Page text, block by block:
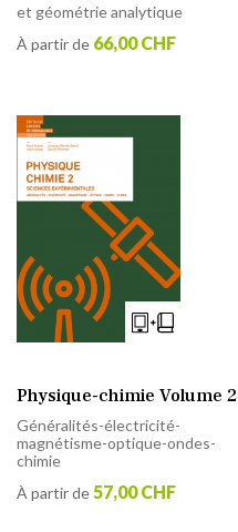
et géométrie analytique
À partir de 66,00 CHF
Physique-chimie Volume 2
Généralités-électricité-
magnétisme-optique-ondes-
chimie
À partir de 57,00 CHF